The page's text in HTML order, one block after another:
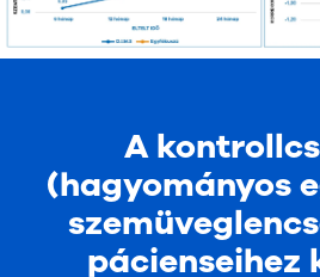
A
(hagyományos
pácienseihez